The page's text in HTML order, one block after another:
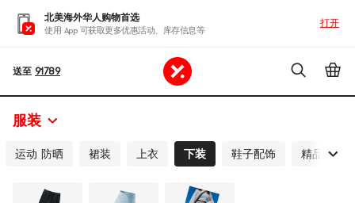
北美海外华人购物首选
使用 App 可获取更多优惠活动、库存信息等
打开
送至 91789
服装
运动 防晒 裙装 上衣 下装 鞋子配饰 精品男装